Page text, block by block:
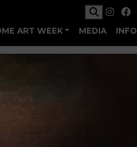
ART WEEK MEDIA INFO